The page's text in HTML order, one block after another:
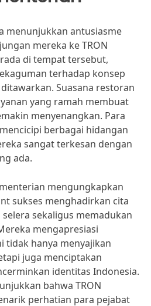
menunjukkan antusiasme
mereka ke TRON
di tempat tersebut,
terhadap konsep
Suasana restoran
yang ramah membuat
menyenangkan. Para
berbagai hidangan
sangat terkesan dengan
ada.
mengungkapkan
sukses menghadirkan cita
sekaligus memadukan
mengapresiasi
tidak hanya menyajikan
juga menciptakan
identitas Indonesia.
bahwa TRON
perhatian para pejabat